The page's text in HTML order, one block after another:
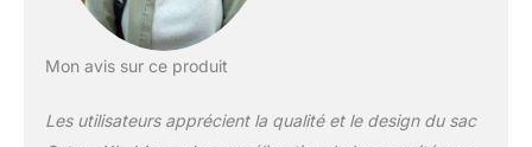
Mon avis sur ce produit
Les utilisateurs apprécient la qualité et le design du sac